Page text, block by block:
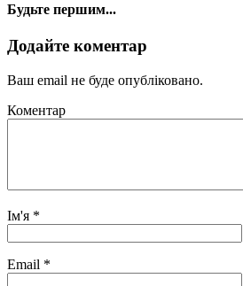
Будьте першим...
Додайте коментар
Ваш email не буде опубліковано.
Коментар
Ім'я *
Email *